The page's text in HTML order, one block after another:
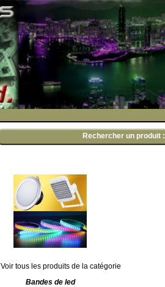
Rechercher un produit :
Voir tous les produits de la catégorie
Bandes de led